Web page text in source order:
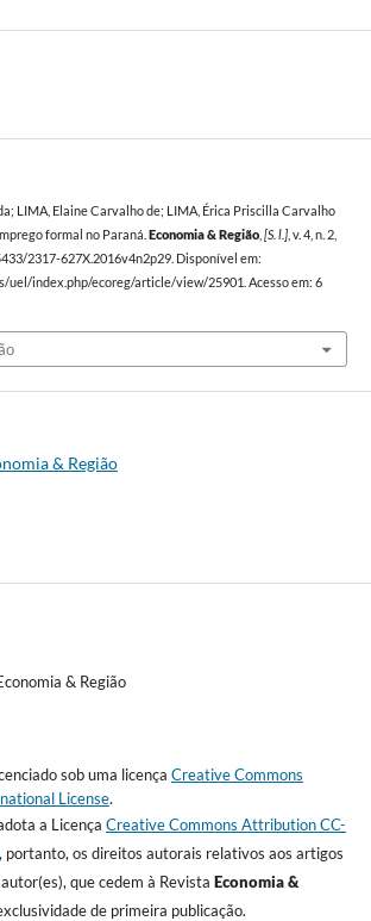
LIMA, Elaine Carvalho de; LIMA, Érica Priscilla Carvalho
formal no Paraná. Economia & Região, [S. l.], v. 4, n. 2,
2317-627X.2016v4n2p29. Disponível em:
uel/index.php/ecoreg/article/view/25901. Acesso em: 6
& Região
& Região
sob uma licença Creative Commons
License.
a Licença Creative Commons Attribution CC-
portanto, os direitos autorais relativos aos artigos
que cedem à Revista Economia &
de primeira publicação.